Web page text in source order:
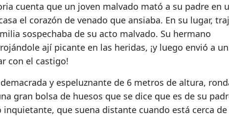
cuenta que un joven malvado mató a su padre en
el corazón de venado que ansiaba. En su lugar,
sospechaba de su acto malvado. Su hermano
ají picante en las heridas, ¡y luego envió a un
con el castigo!
y espeluznante de 6 metros de altura,
gran bolsa de huesos que se dice que es de su
inquietante, que suena distante cuando está cerca